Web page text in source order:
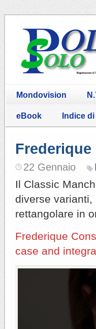
Mondovision
eBook Indice
22 Gennaio
Il Classic
diverse
rettangolare in
Frederique
case and